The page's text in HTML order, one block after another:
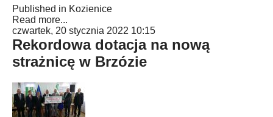
Published in Kozienice
Read more...
czwartek, 20 stycznia 2022 10:15
Rekordowa dotacja na nową
strażnicę w Brzózie